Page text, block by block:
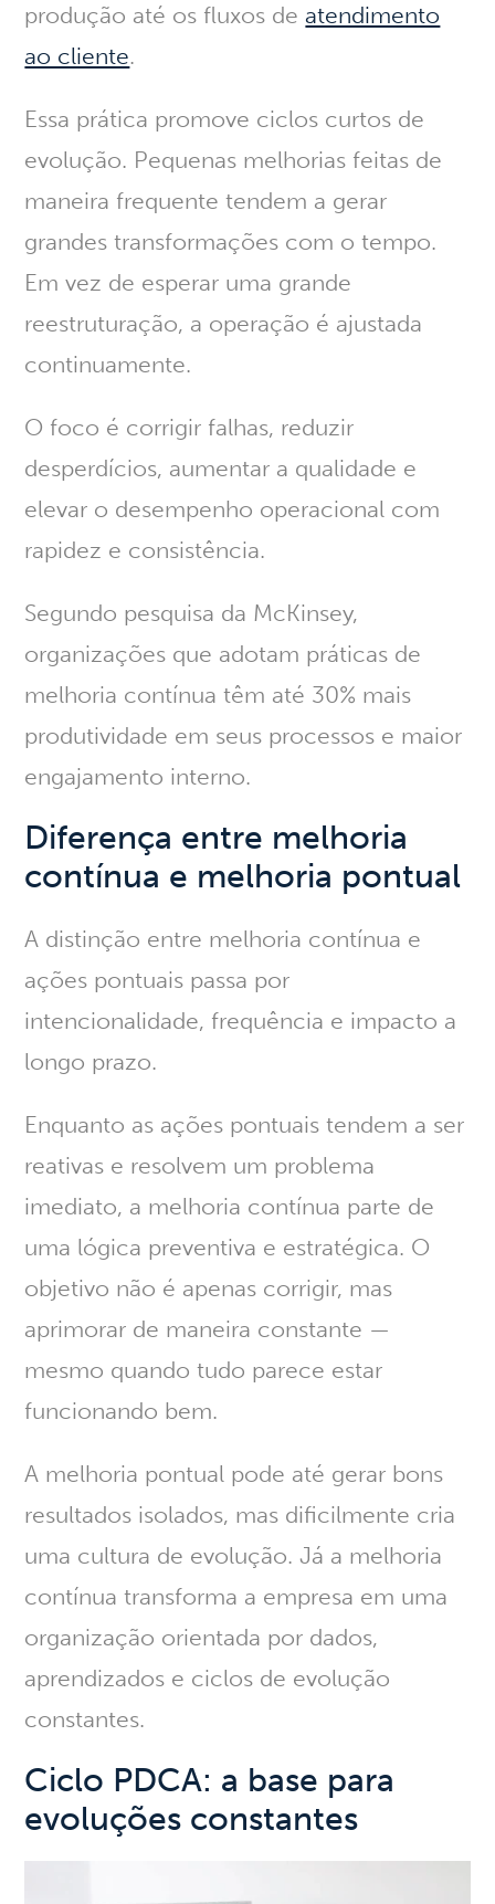
produção até os fluxos deatendimento
ao cliente.
Essa prática promove ciclos curtos de
evolução. Pequenas melhorias feitas de
maneira frequente tendem a gerar
grandes transformações com o tempo.
Em vez de esperar uma grande
reestruturação, a operação é ajustada
continuamente.
O foco é corrigir falhas, reduzir
desperdícios, aumentar a qualidade e
elevar o desempenho operacional com
rapidez e consistência.
Segundo pesquisa da McKinsey,
organizações que adotam práticas de
melhoria contínua têm até 30% mais
produtividade em seus processos e maior
engajamento interno.
Diferença entre melhoria
contínua e melhoria pontual
A distinção entre melhoria contínua e
ações pontuais passa por
intencionalidade, frequência e impacto a
longo prazo.
Enquanto as ações pontuais tendem a ser
reativas e resolvem um problema
imediato, a melhoria contínua parte de
uma lógica preventiva e estratégica. O
objetivo não é apenas corrigir, mas
aprimorar de maneira constante —
mesmo quando tudo parece estar
funcionando bem.
A melhoria pontual pode até gerar bons
resultados isolados, mas dificilmente cria
uma cultura de evolução. Já a melhoria
contínua transforma a empresa em uma
organização orientada por dados,
aprendizados e ciclos de evolução
constantes.
Ciclo PDCA: a base para
evoluções constantes